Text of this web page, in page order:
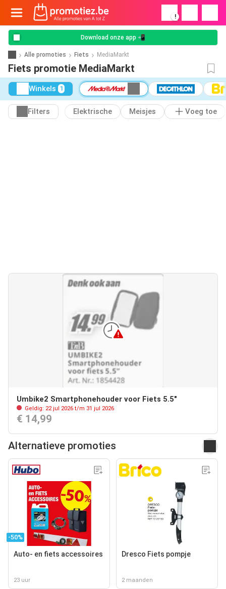
!
Download onze app 📲
Alle promoties Fiets MediaMarkt
Fiets promotie MediaMarkt
Winkels 1
Filters Elektrische Meisjes Voeg toe
Umbike2 Smartphonehouder voor Fiets 5.5"
Geldig: 22 jul 2026 t/m 31 jul 2026
€ 14,99
Alternatieve promoties
-50%
Auto- en fiets accessoires
23 uur
Dresco Fiets pompje
2 maanden